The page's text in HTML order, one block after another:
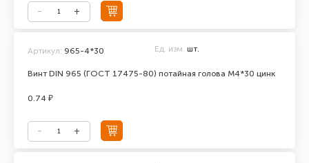
Винт DIN 965 (ГОСТ 17475-80) потайная голова М4*30 цинк
Артикул: 965-4*30 Ед. изм. шт.
0.74 ₽